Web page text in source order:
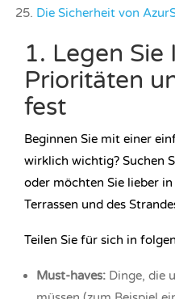
Die Sicherheit von
1. Legen Sie
Prioritäten
fest
Beginnen Sie mit einer
wirklich wichtig? Suchen
oder möchten Sie lieber
Terrassen und des
Teilen Sie für sich in
Must-haves: Dinge, die